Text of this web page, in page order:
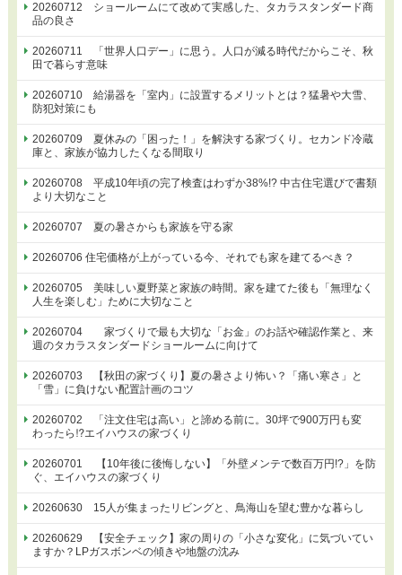
20260712 ショールームにて改めて実感した、タカラスタンダード商
品の良さ
20260711 「世界人口デー」に思う。人口が減る時代だからこそ、秋
田で暮らす意味
20260710 給湯器を「室内」に設置するメリットとは？猛暑や大雪、
防犯対策にも
20260709 夏休みの「困った！」を解決する家づくり。セカンド冷蔵
庫と、家族が協力したくなる間取り
20260708 平成10年頃の完了検査はわずか38%!? 中古住宅選びで書類
より大切なこと
20260707 夏の暑さからも家族を守る家
20260706 住宅価格が上がっている今、それでも家を建てるべき？
20260705 美味しい夏野菜と家族の時間。家を建てた後も「無理なく
人生を楽しむ」ために大切なこと
20260704 家づくりで最も大切な「お金」のお話や確認作業と、来
週のタカラスタンダードショールームに向けて
20260703 【秋田の家づくり】夏の暑さより怖い？「痛い寒さ」と
「雪」に負けない配置計画のコツ
20260702 「注文住宅は高い」と諦める前に。30坪で900万円も変
わったら⁉エイハウスの家づくり
20260701 【10年後に後悔しない】「外壁メンテで数百万円!?」を防
ぐ、エイハウスの家づくり
20260630 15人が集まったリビングと、鳥海山を望む豊かな暮らし
20260629 【安全チェック】家の周りの「小さな変化」に気づいてい
ますか？LPガスボンベの傾きや地盤の沈み